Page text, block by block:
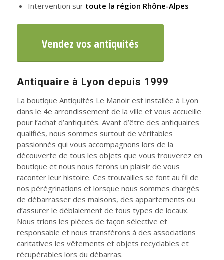
Intervention sur toute la région Rhône-Alpes
Vendez vos antiquités
Antiquaire à Lyon depuis 1999
La boutique Antiquités Le Manoir est installée à Lyon
dans le 4e arrondissement de la ville et vous accueille
pour l’achat d’antiquités. Avant d’être des antiquaires
qualifiés, nous sommes surtout de véritables
passionnés qui vous accompagnons lors de la
découverte de tous les objets que vous trouverez en
boutique et nous nous ferons un plaisir de vous
raconter leur histoire. Ces trouvailles se font au fil de
nos pérégrinations et lorsque nous sommes chargés
de débarrasser des maisons, des appartements ou
d’assurer le déblaiement de tous types de locaux.
Nous trions les pièces de façon sélective et
responsable et nous transférons à des associations
caritatives les vêtements et objets recyclables et
récupérables lors du débarras.